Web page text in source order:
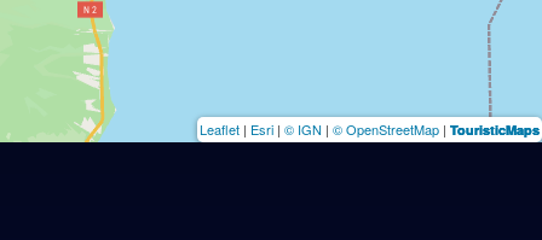
Leaflet | Esri | © IGN | © OpenStreetMap | TouristicMaps